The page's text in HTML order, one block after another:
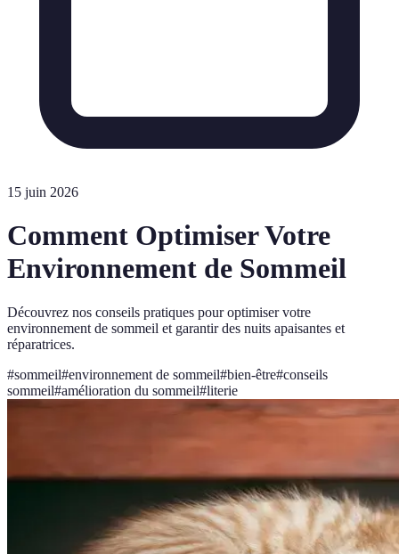
15 juin 2026
Comment Optimiser Votre
Environnement de Sommeil
Découvrez nos conseils pratiques pour optimiser votre
environnement de sommeil et garantir des nuits apaisantes et
réparatrices.
#sommeil#environnement de sommeil#bien-être#conseils
sommeil#amélioration du sommeil#literie